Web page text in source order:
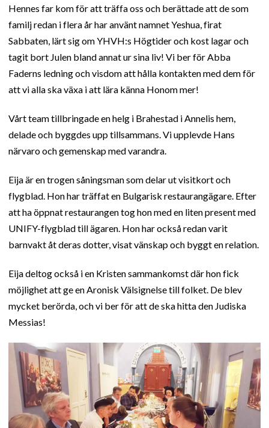
Hennes far kom för att träffa oss och berättade att de som
familj redan i flera år har använt namnet Yeshua, firat
Sabbaten, lärt sig om YHVH:s Högtider och kost lagar och
tagit bort Julen bland annat ur sina liv! Vi ber för Abba
Faderns ledning och visdom att hålla kontakten med dem för
att vi alla ska växa i att lära känna Honom mer!
Vårt team tillbringade en helg i Brahestad i Annelis hem,
delade och byggdes upp tillsammans. Vi upplevde Hans
närvaro och gemenskap med varandra.
Eija är en trogen såningsman som delar ut visitkort och
flygblad. Hon har träffat en Bulgarisk restaurangägare. Efter
att ha öppnat restaurangen tog hon med en liten present med
UNIFY-flygblad till ägaren. Hon har också redan varit
barnvakt åt deras dotter, visat vänskap och byggt en relation.
Eija deltog också i en Kristen sammankomst där hon fick
möjlighet att ge en Aronisk Välsignelse till folket. De blev
mycket berörda, och vi ber för att de ska hitta den Judiska
Messias!